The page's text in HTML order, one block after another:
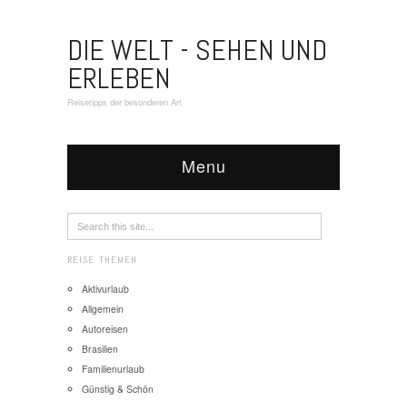
DIE WELT - SEHEN UND
ERLEBEN
Reisetipps der besonderen Art
Menu
REISE THEMEN
Aktivurlaub
Allgemein
Autoreisen
Brasilien
Familienurlaub
Günstig & Schön